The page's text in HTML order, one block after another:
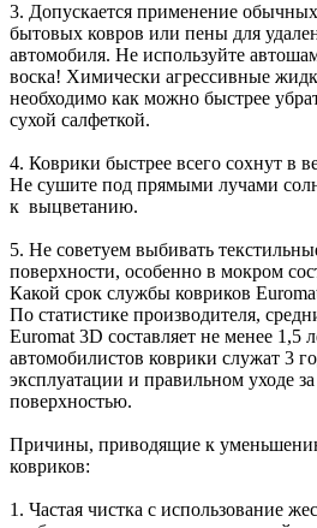
3. Допускается применение
бытовых ковров или пены для
автомобиля. Не используйте
воска! Химически агрессивные
необходимо как можно быстрее
сухой салфеткой.
4. Коврики быстрее всего сохнут в
Не сушите под прямыми лучами
к выцветанию.
5. Не советуем выбивать
поверхности, особенно в мокром
Какой срок службы ковриков
По статистике производителя,
Euromat 3D составляет не менее 1,5
автомобилистов коврики служат 3
эксплуатации и правильном уходе
поверхностью.
Причины, приводящие к
ковриков:
1. Частая чистка с использование